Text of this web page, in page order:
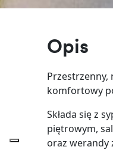
Opis
Przestrzenny,
komfortowy
Składa się z
piętrowym,
oraz werandy